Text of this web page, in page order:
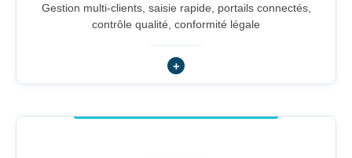
Gestion multi-clients, saisie rapide, portails connectés,
contrôle qualité, conformité légale